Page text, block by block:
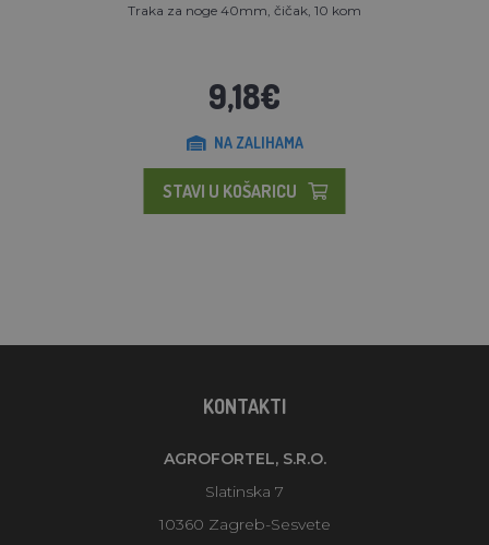
Traka za noge 40mm, čičak, 10 kom
9,18€
NA ZALIHAMA
STAVI U KOŠARICU
KONTAKTI
AGROFORTEL, S.R.O.
Slatinska 7
10360 Zagreb-Sesvete